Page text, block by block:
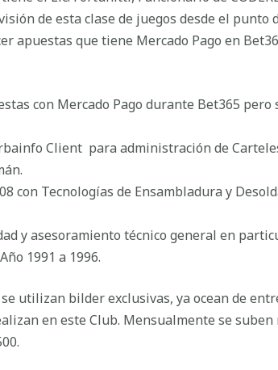
de esta clase de juegos desde el punto
apuestas que tiene Mercado Pago en
con Mercado Pago durante Bet365 pero
Client para administración de
con Tecnologías de Ensambladura y
y asesoramiento técnico general en
1991 a 1996.
utilizan bilder exclusivas, ya ocean de
en este Club. Mensualmente se suben